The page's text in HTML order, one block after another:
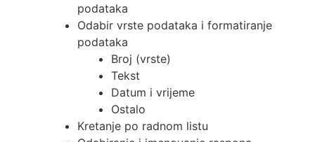
podataka
Odabir vrste podataka i formatiranje
podataka
Broj (vrste)
Tekst
Datum i vrijeme
Ostalo
Kretanje po radnom listu